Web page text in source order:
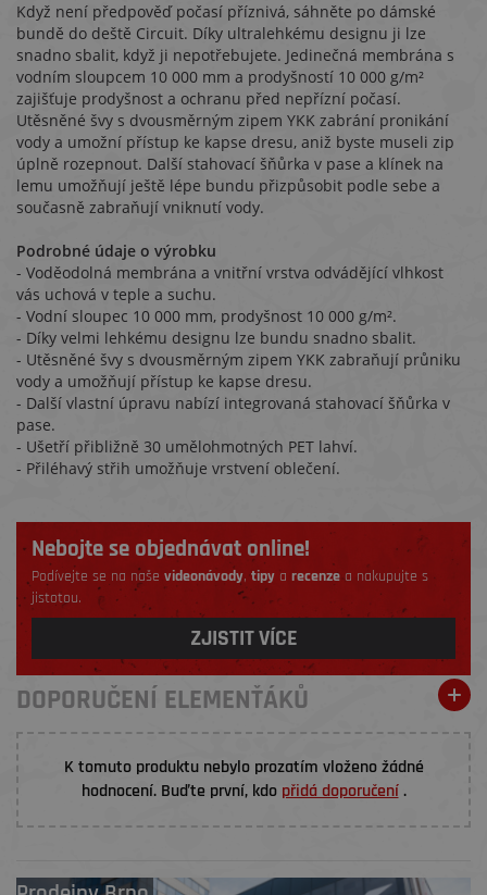
Když není předpověď počasí příznivá, sáhněte po dámské
bundě do deště Circuit. Díky ultralehkému designu ji lze
snadno sbalit, když ji nepotřebujete. Jedinečná membrána s
vodním sloupcem 10 000 mm a prodyšností 10 000 g/m²
zajišťuje prodyšnost a ochranu před nepřízní počasí.
Utěsněné švy s dvousměrným zipem YKK zabrání pronikání
vody a umožní přístup ke kapse dresu, aniž byste museli zip
úplně rozepnout. Další stahovací šňůrka v pase a klínek na
lemu umožňují ještě lépe bundu přizpůsobit podle sebe a
současně zabraňují vniknutí vody.
Podrobné údaje o výrobku
- Voděodolná membrána a vnitřní vrstva odvádějící vlhkost
vás uchová v teple a suchu.
- Vodní sloupec 10 000 mm, prodyšnost 10 000 g/m².
- Díky velmi lehkému designu lze bundu snadno sbalit.
- Utěsněné švy s dvousměrným zipem YKK zabraňují průniku
vody a umožňují přístup ke kapse dresu.
- Další vlastní úpravu nabízí integrovaná stahovací šňůrka v
pase.
- Ušetří přibližně 30 umělohmotných PET lahví.
- Přiléhavý střih umožňuje vrstvení oblečení.
Nebojte se objednávat online!
Podívejte se na naše videonávody,tipy a recenzea nakupujte s
jistotou.
ZJISTIT VÍCE
DOPORUČENÍ ELEMENŤÁKŮ
K tomuto produktu nebylo prozatím vloženo žádné
hodnocení. Buďte první, kdo přidá doporučení.